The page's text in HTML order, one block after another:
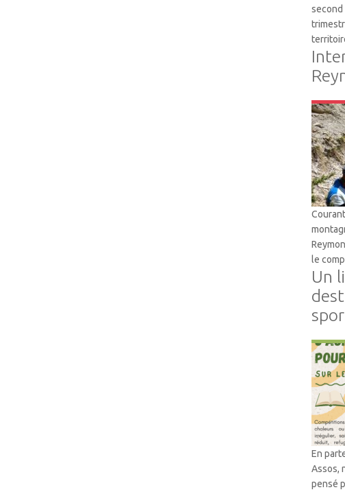
second
VTM
le
Un
En
Assos,
pensé